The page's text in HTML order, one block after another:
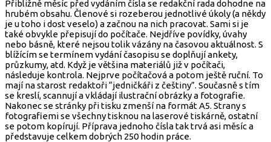
Přibližně měsíc před vydáním čísla se redakční rada dohodne na
hrubém obsahu. Členové si rozeberou jednotlivé úkoly (a někdy
je u toho i dost veselo) a začnou na nich pracovat. Sami si je
také obvykle přepisují do počítače. Nejdříve povídky, úvahy
nebo básně, které nejsou tolik vázány na časovou aktuálnost. S
blížícím se termínem vydání časopisu se doplňují ankety,
průzkumy, atd. Když je většina materiálů již v počítači,
následuje kontrola. Nejprve počítačová a potom ještě ruční. To
mají na starost redaktoři “jedničkáři z češtiny”. Současně s tím
se kreslí, scannují a vkládají ilustrační obrázky a fotografie.
Nakonec se stránky při tisku zmenší na formát A5. Strany s
fotografiemi se všechny tisknou na laserové tiskárně, ostatní
se potom kopírují. Příprava jednoho čísla tak trvá asi měsíc a
představuje celkem dobrých 250 hodin práce.